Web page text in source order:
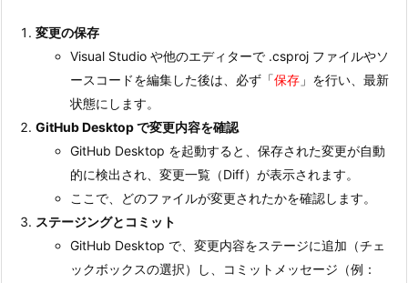
使
更
コ
変更の保存
Visual Studio や他のエディターで .csproj ファイルやソ
ースコードを編集した後は、必ず「保存 」を行い、最新
状態にします。
GitHub Desktop で変更内容を確認
GitHub Desktop を起動すると、保存された変更が自動
的に検出され、変更一覧（Diff）が表示されます。
ここで、どのファイルが変更されたかを確認します。
ステージングとコミット
GitHub Desktop で、変更内容をステージに追加（チェ
ックボックスの選択）し、コミットメッセージ（例：